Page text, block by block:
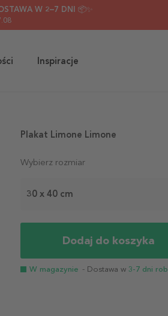
W 2–7 DNI 📦✨
Inspiracje
Wybierz rozmiar
30 x 40 cm
Dodaj do koszyka
W magazynie - Dostawa w 3-7 dni
Plakat Limone Limone